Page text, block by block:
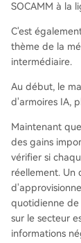
SOCAMM à la
C'est
thème de la
intermédiaire.
Au début, le
d'armoires IA,
Maintenant
des gains
vérifier si
réellement. Un
quotidienne de
sur le secteur
informations